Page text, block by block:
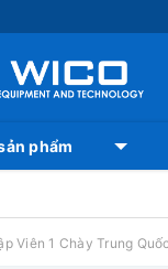
phẩm
Viên 1 Chày Trung